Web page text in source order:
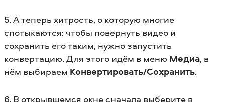
5. А теперь хитрость, о которую многие
спотыкаются: чтобы повернуть видео и
сохранить его таким, нужно запустить
конвертацию. Для этого идём в меню Медиа, в
нём выбираем Конвертировать/Сохранить.
6. В открывшемся окне сначала выберите в